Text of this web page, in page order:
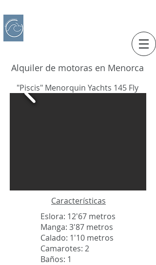
Alquiler de motoras en Menorca
"Piscis" Menorquin Yachts 145 Fly
Características
Eslora: 12'67 metros
Manga: 3'87 metros
Calado: 1'10 metros
Camarotes: 2
Baños: 1